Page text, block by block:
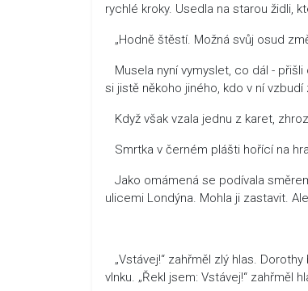
rychlé kroky. Usedla na starou židli,
„Hodně štěstí. Možná svůj osud
Musela nyní vymyslet, co dál -
si jistě někoho jiného, kdo v ní
Když však vzala jednu z karet,
Smrtka v černém plášti hořící na
Jako omámená se podívala
ulicemi Londýna. Mohla ji zastavit.
„Vstávej!“ zahřměl zlý hlas.
vlnku. „Řekl jsem: Vstávej!“ zahřměl